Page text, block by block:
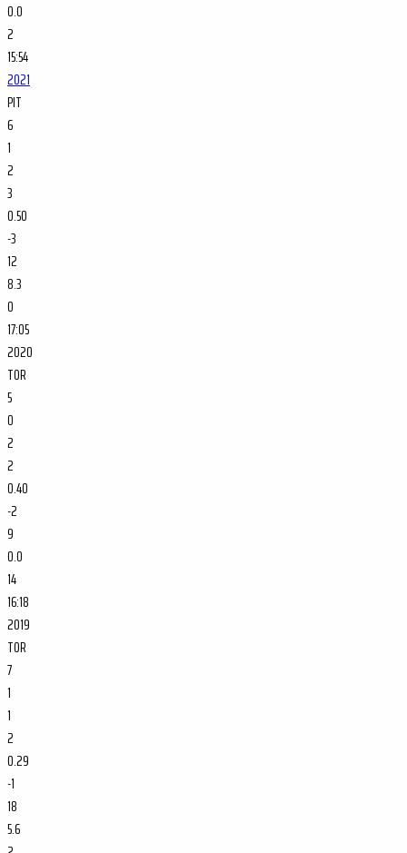
0.0
2
15:54
2021
PIT
6
1
2
3
0.50
-3
12
8.3
0
17:05
2020
TOR
5
0
2
2
0.40
-2
9
0.0
14
16:18
2019
TOR
7
1
1
2
0.29
-1
18
5.6